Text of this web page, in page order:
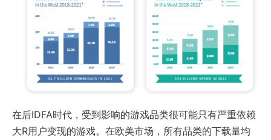
在后IDFA时代，受到影响的游戏品类很可能只有严重依赖
大R用户变现的游戏。在欧美市场，所有品类的下载量均